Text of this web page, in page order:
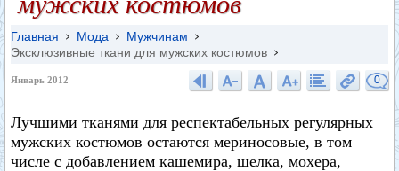
Главная Мода
Мужчинам
Эксклюзивные ткани для мужских костюмов
Январь 2012 0
Лучшими тканями для респектабельных регулярных
мужских костюмов остаются мериносовые, в том
числе с добавлением кашемира, шелка, мохера,